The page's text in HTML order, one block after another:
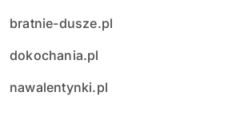
bratnie-dusze.pl
dokochania.pl
nawalentynki.pl